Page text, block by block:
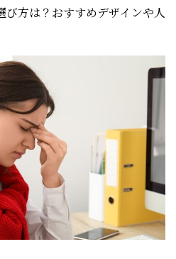
方は？おすすめデザインや人